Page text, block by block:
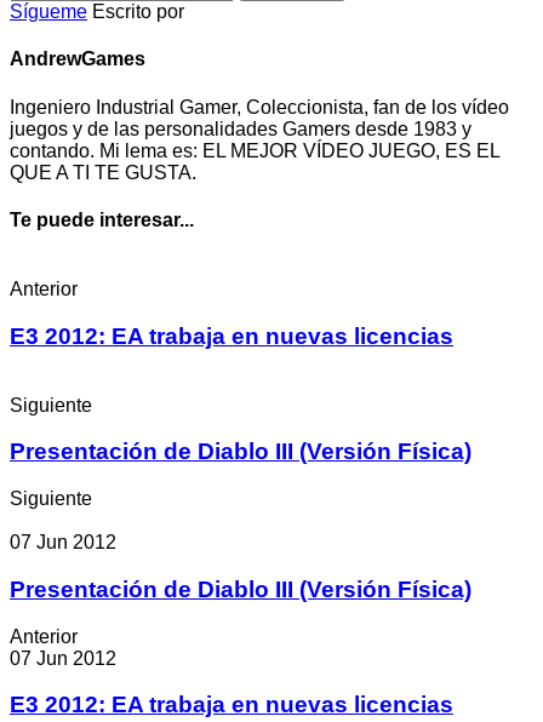
Sígueme Escrito por
AndrewGames
Ingeniero Industrial Gamer, Coleccionista, fan de los vídeo
juegos y de las personalidades Gamers desde 1983 y
contando. Mi lema es: EL MEJOR VÍDEO JUEGO, ES EL
QUE A TI TE GUSTA.
Te puede interesar...
Anterior
E3 2012: EA trabaja en nuevas licencias
Siguiente
Presentación de Diablo III (Versión Física)
Siguiente
07 Jun 2012
Presentación de Diablo III (Versión Física)
Anterior
07 Jun 2012
E3 2012: EA trabaja en nuevas licencias